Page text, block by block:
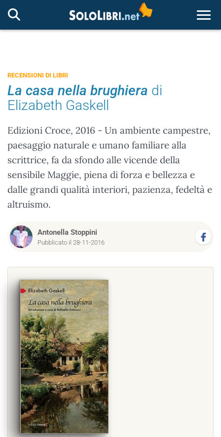
RECENSIONI DI LIBRI
La casa nella brughiera di
Elizabeth Gaskell
Edizioni Croce, 2016 - Un ambiente campestre,
paesaggio naturale e umano familiare alla
scrittrice, fa da sfondo alle vicende della
sensibile Maggie, piena di forza e bellezza e
dalle grandi qualità interiori, pazienza, fedeltà e
altruismo.
Antonella Stoppini
Pubblicato il 28-11-2016